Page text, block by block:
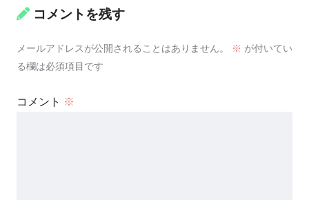
コメントを残す
メールアドレスが公開されることはありません。 ※ が付いてい
る欄は必須項目です
コメント ※